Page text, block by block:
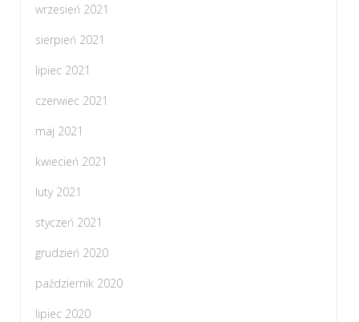
wrzesień 2021
sierpień 2021
lipiec 2021
czerwiec 2021
maj 2021
kwiecień 2021
luty 2021
styczeń 2021
grudzień 2020
październik 2020
lipiec 2020